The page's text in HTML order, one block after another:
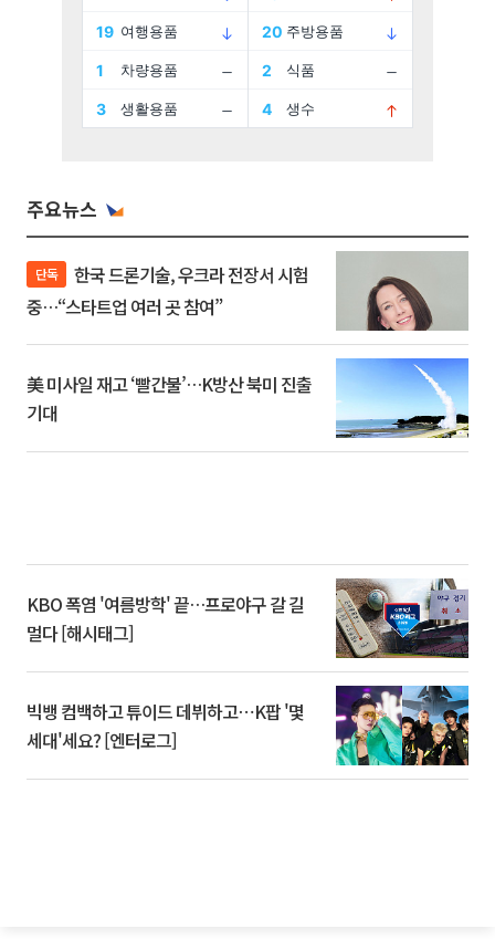
주요뉴스
단독
중…“스타트업 여러 곳 참여”
美 미사일 재고 ‘빨간불’…K방산 북미 진출
기대
KBO 폭염 '여름방학' 끝…프로야구 갈 길
멀다 [해시태그]
빅뱅 컴백하고 튜이드 데뷔하고⋯K팝 '몇
세대'세요? [엔터로그]